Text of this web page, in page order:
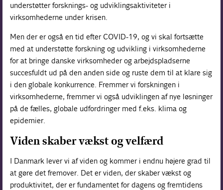
understøtter forsknings- og udviklingsaktiviteter i
virksomhederne under krisen.
Men der er også en tid efter COVID-19, og vi skal fortsætte
med at understøtte forskning og udvikling i virksomhederne
for at bringe danske virksomheder og arbejdspladserne
succesfuldt ud på den anden side og ruste dem til at klare sig
i den globale konkurrence. Fremmer vi forskningen i
virksomhederne, fremmer vi også udviklingen af nye løsninger
på de fælles, globale udfordringer med f.eks. klima og
epidemier.
Viden skaber vækst og velfærd
I Danmark lever vi af viden og kommer i endnu højere grad til
at gøre det fremover. Det er viden, der skaber vækst og
produktivitet, der er fundamentet for dagens og fremtidens